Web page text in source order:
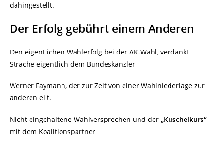
dahingestellt.
Der Erfolg gebührt einem Anderen
Den eigentlichen Wahlerfolg bei der AK-Wahl, verdankt
Strache eigentlich dem Bundeskanzler
Werner Faymann, der zur Zeit von einer Wahlniederlage zur
anderen eilt.
Nicht eingehaltene Wahlversprechen und der „Kuschelkurs“
mit dem Koalitionspartner